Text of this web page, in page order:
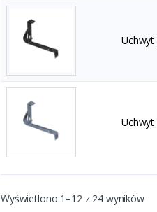
Uchwyt
Uchwyt
Wyświetlono 1–12 z 24 wyników